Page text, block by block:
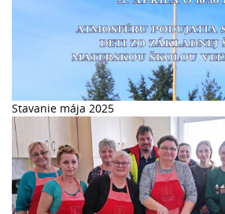
Stavanie mája 2025